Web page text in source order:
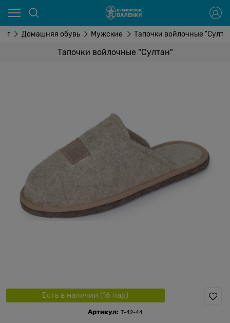
Домашняя обувь Мужские Тапочки войлочные
Тапочки войлочные "Султан"
Есть в наличии (16 пар)
Артикул: Т-42-44